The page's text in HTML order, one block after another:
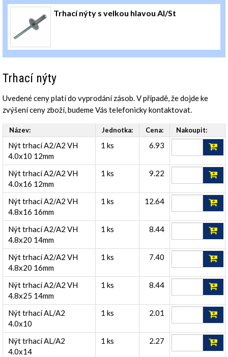
Trhací nýty s velkou hlavou Al/St
Trhací nýty
Uvedené ceny platí do vyprodání zásob. V případě, že dojde ke
zvýšení ceny zboží, budeme Vás telefonicky kontaktovat.
Název: Jednotka: Cena: Nakoupit:
Nýt trhací A2/A2 VH
4.0x10 12mm
1 ks 6.93
Nýt trhací A2/A2 VH
4.0x16 12mm
1 ks 9.22
Nýt trhací A2/A2 VH
4.8x16 16mm
1 ks 12.64
Nýt trhací A2/A2 VH
4.8x20 14mm
1 ks 8.44
Nýt trhací A2/A2 VH
4.8x20 16mm
1 ks 7.40
Nýt trhací A2/A2 VH
4.8x25 14mm
1 ks 8.44
Nýt trhací AL/A2
4.0x10
1 ks 2.01
Nýt trhací AL/A2
4.0x14
1 ks 2.27